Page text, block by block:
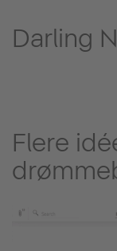
Darling
Flere